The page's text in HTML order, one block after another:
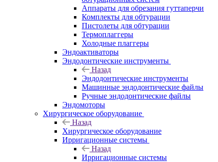
Аппараты для обрезания гуттаперчи
Комплекты для обтурации
Пистолеты для обтурации
Термоплаггеры
Холодные плаггеры
Эндоактиваторы
Эндодонтические инструменты
Назад
Эндодонтические инструменты
Машинные эндодонтические файлы
Ручные эндодонтические файлы
Эндомоторы
Хирургическое оборудование
Назад
Хирургическое оборудование
Ирригационные системы
Назад
Ирригационные системы